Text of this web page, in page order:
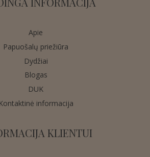
Apie
Papuošalų priežiūra
Dydžiai
Blogas
DUK
Kontaktinė informacija
KLIENTUI